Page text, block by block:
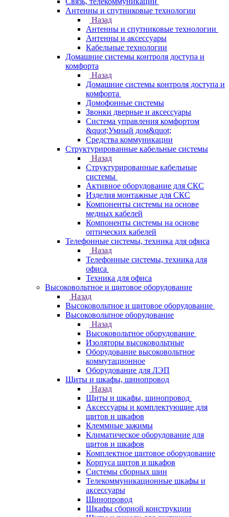
Антенны и спутниковые технологии
Назад
Антенны и спутниковые технологии
Антенны и аксессуары
Кабельные технологии
Домашние системы контроля доступа и
комфорта
Назад
Домашние системы контроля доступа и
комфорта
Домофонные системы
Звонки дверные и аксессуары
Система управления комфортом
&quot;Умный дом&quot;
Средства коммуникации
Структурированные кабельные системы
Назад
Структурированные кабельные
системы
Активное оборудование для СКС
Изделия монтажные для СКС
Компоненты системы на основе
медных кабелей
Компоненты системы на основе
оптических кабелей
Телефонные системы, техника для офиса
Назад
Телефонные системы, техника для
офиса
Техника для офиса
Высоковольтное и щитовое оборудование
Назад
Высоковольтное и щитовое оборудование
Высоковольтное оборудование
Назад
Высоковольтное оборудование
Изоляторы высоковольтные
Оборудование высоковольтное
коммутационное
Оборудование для ЛЭП
Щиты и шкафы, шинопровод
Назад
Щиты и шкафы, шинопровод
Аксессуары и комплектующие для
щитов и шкафов
Клеммные зажимы
Климатическое оборудование для
щитов и шкафов
Комплектное щитовое оборудование
Корпуса щитов и шкафов
Системы сборных шин
Телекоммуникационные шкафы и
аксессуары
Шинопровод
Шкафы сборной конструкции